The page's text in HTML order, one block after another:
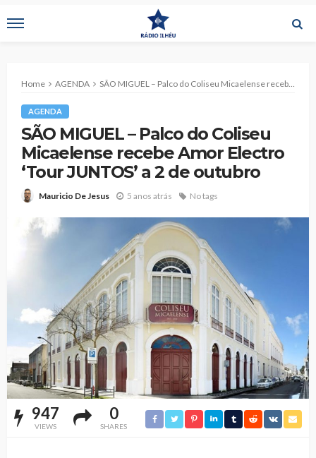
Home AGENDA SÃO MIGUEL – Palco do Coliseu Micaelense recebe Amor Electro ‘Tour JUNTOS’ a 2 de outubro
AGENDA
SÃO MIGUEL – Palco do Coliseu
Micaelense recebe Amor Electro
‘Tour JUNTOS’ a 2 de outubro
Mauricio De Jesus 5 anos atrás No tags
947
VIEWS
0
SHARES